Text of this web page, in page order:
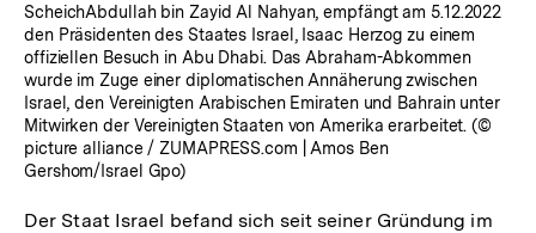
ScheichAbdullah bin Zayid Al Nahyan, empfängt am 5.12.2022
den Präsidenten des Staates Israel, Isaac Herzog zu einem
offiziellen Besuch in Abu Dhabi. Das Abraham-Abkommen
wurde im Zuge einer diplomatischen Annäherung zwischen
Israel, den Vereinigten Arabischen Emiraten und Bahrain unter
Mitwirken der Vereinigten Staaten von Amerika erarbeitet. (©
picture alliance / ZUMAPRESS.com | Amos Ben
Gershom/Israel Gpo)
Der Staat Israel befand sich seit seiner Gründung im